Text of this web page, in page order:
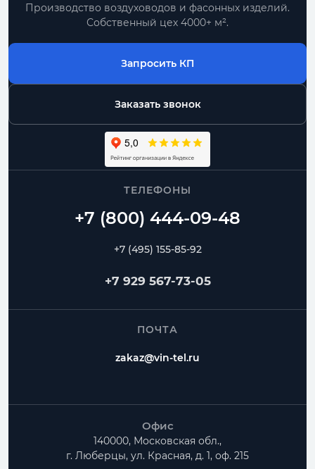
Производство воздуховодов и фасонных изделий.
Собственный цех 4000+ м².
Запросить КП
Заказать звонок
ТЕЛЕФОНЫ
+7 (495) 155-85-92
+7 929 567-73-05
ПОЧТА
zakaz@vin-tel.ru
Офис
140000, Московская обл.,
г. Люберцы, ул. Красная, д. 1, оф. 215